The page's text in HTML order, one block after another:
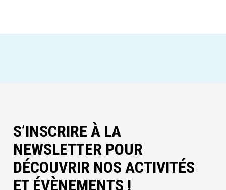
S’INSCRIRE À LA
NEWSLETTER POUR
DÉCOUVRIR NOS ACTIVITÉS
ET ÉVÈNEMENTS !